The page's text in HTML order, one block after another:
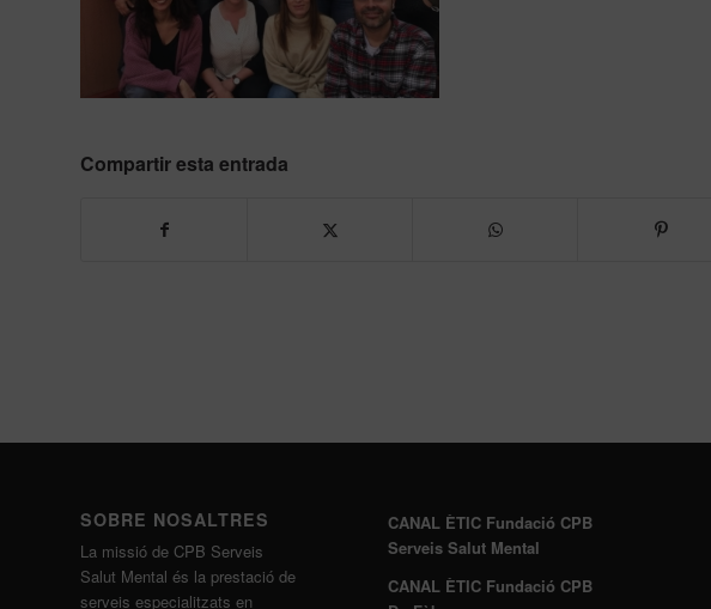
Compartir esta entrada
SOBRE NOSALTRES
La missió de CPB Serveis
Salut Mental és la prestació de
serveis especialitzats en
CANAL ÈTIC Fundació CPB
Serveis Salut Mental
CANAL ÈTIC Fundació CPB